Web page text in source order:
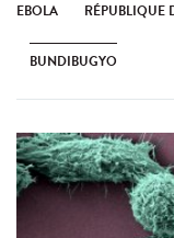
EBOLA RÉPUBLIQUE
BUNDIBUGYO